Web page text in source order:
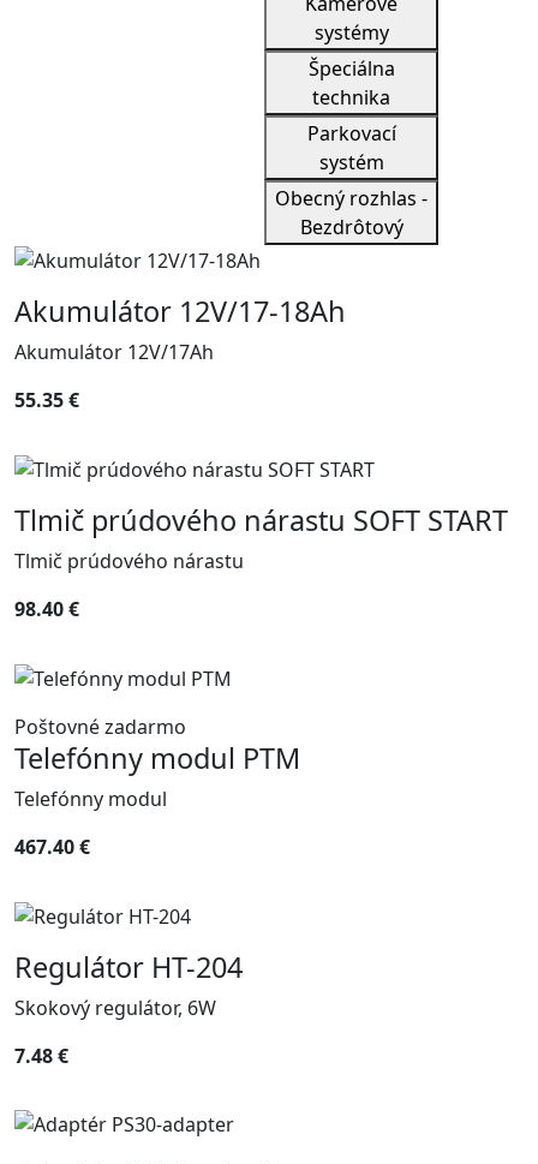
systémy
Špeciálna
technika
Parkovací
systém
Obecný rozhlas -
Bezdrôtový
Akumulátor 12V/17-18Ah
Akumulátor 12V/17Ah
55.35 €
Tlmič prúdového nárastu SOFT START
Tlmič prúdového nárastu
98.40 €
Poštovné zadarmo
Telefónny modul PTM
Telefónny modul
467.40 €
Regulátor HT-204
Skokový regulátor, 6W
7.48 €